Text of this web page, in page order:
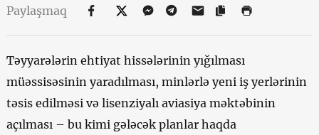
Paylaşmaq
Təyyarələrin ehtiyat hissələrinin yığılması
müəssisəsinin yaradılması, minlərlə yeni iş yerlərinin
təsis edilməsi və lisenziyalı aviasiya məktəbinin
açılması – bu kimi gələcək planlar haqda